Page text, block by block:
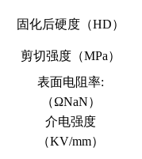
固化后硬度（HD）
剪切强度（MPa）
表面电阻率:
（ΩNaN）
介电强度
（KV/mm）